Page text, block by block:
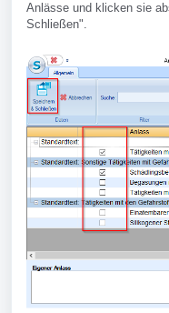
Anlässe und klicken sie
Schließen".